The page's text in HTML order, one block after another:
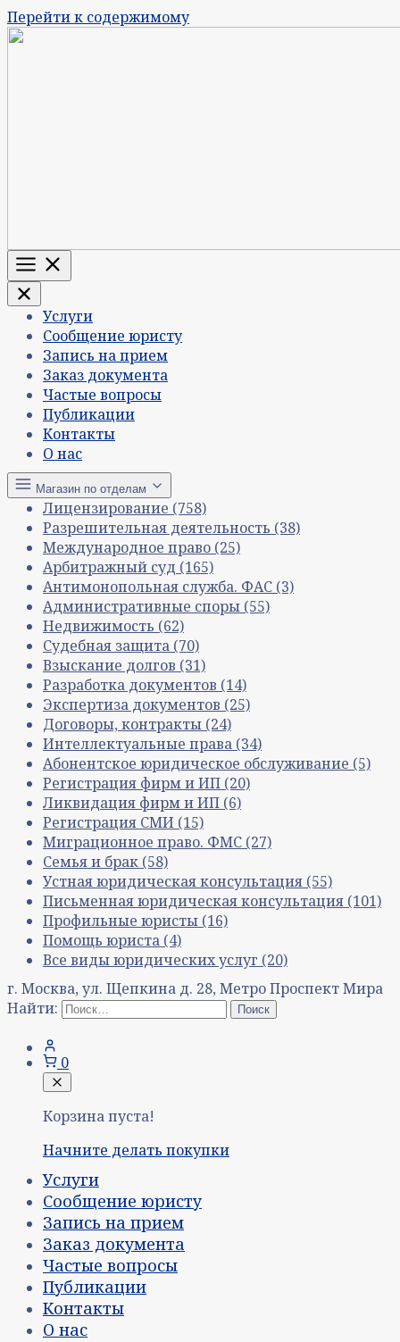
Перейти к содержимому
Меню
Услуги
Сообщение юристу
Запись на прием
Заказ документа
Частые вопросы
Публикации
Контакты
О нас
Магазин по отделам
Лицензирование (758)
Разрешительная деятельность (38)
Международное право (25)
Арбитражный суд (165)
Антимонопольная служба. ФАС (3)
Административные споры (55)
Недвижимость (62)
Судебная защита (70)
Взыскание долгов (31)
Разработка документов (14)
Экспертиза документов (25)
Договоры, контракты (24)
Интеллектуальные права (34)
Абонентское юридическое обслуживание (5)
Регистрация фирм и ИП (20)
Ликвидация фирм и ИП (6)
Регистрация СМИ (15)
Миграционное право. ФМС (27)
Семья и брак (58)
Устная юридическая консультация (55)
Письменная юридическая консультация (101)
Профильные юристы (16)
Помощь юриста (4)
Все виды юридических услуг (20)
г. Москва, ул. Щепкина д. 28, Метро Проспект Мира
Найти:
0
Корзина пуста!
Начните делать покупки
Услуги
Сообщение юристу
Запись на прием
Заказ документа
Частые вопросы
Публикации
Контакты
О нас